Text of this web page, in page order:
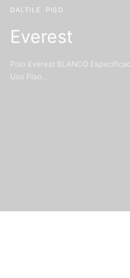
DALTILE PISO
Everest
Piso Everest BLANCO
Uso Piso…